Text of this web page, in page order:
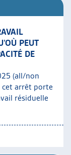
PEUT
DE
(all/non
cet arrêt porte
résiduelle